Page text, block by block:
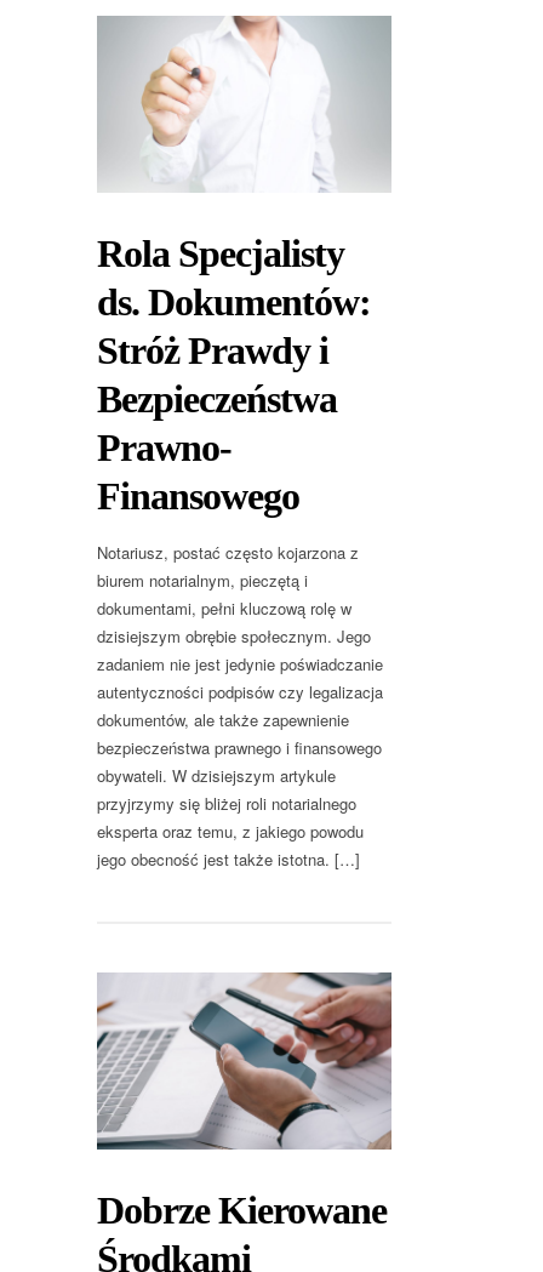
Rola Specjalisty
ds. Dokumentów:
Stróż Prawdy i
Bezpieczeństwa
Prawno-
Finansowego
Notariusz, postać często kojarzona z
biurem notarialnym, pieczętą i
dokumentami, pełni kluczową rolę w
dzisiejszym obrębie społecznym. Jego
zadaniem nie jest jedynie poświadczanie
autentyczności podpisów czy legalizacja
dokumentów, ale także zapewnienie
bezpieczeństwa prawnego i finansowego
obywateli. W dzisiejszym artykule
przyjrzymy się bliżej roli notarialnego
eksperta oraz temu, z jakiego powodu
jego obecność jest także istotna. […]
Dobrze Kierowane
Środkami